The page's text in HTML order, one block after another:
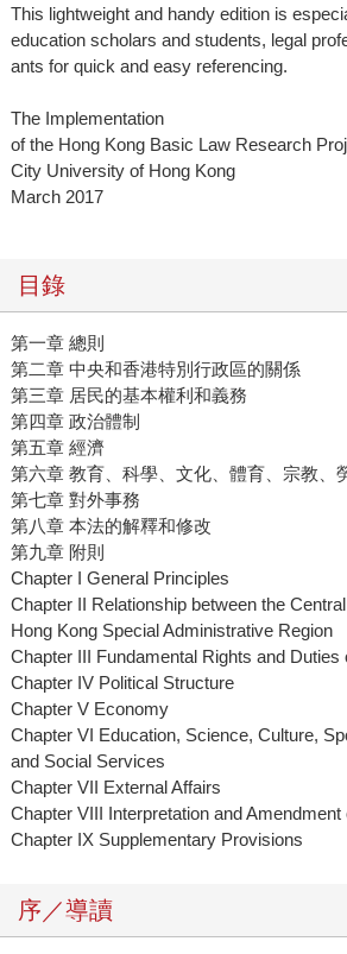
This lightweight and handy edition is
education scholars and students, legal
ants for quick and easy referencing.
The Implementation
of the Hong Kong Basic Law Research
City University of Hong Kong
March 2017
目錄
第一章 總則
第二章 中央和香港特別行政區的關係
第三章 居民的基本權利和義務
第四章 政治體制
第五章 經濟
第六章 教育、科學、文化、體育、宗教、
第七章 對外事務
第八章 本法的解釋和修改
第九章 附則
Chapter I General Principles
Chapter II Relationship between the
Hong Kong Special Administrative Region
Chapter III Fundamental Rights and Duties
Chapter IV Political Structure
Chapter V Economy
Chapter VI Education, Science, Culture,
and Social Services
Chapter VII External Affairs
Chapter VIII Interpretation and
Chapter IX Supplementary Provisions
序／導讀